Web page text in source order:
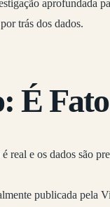
aprofundada
trás dos dados.
É Fato
real e os dados são
publicada pela